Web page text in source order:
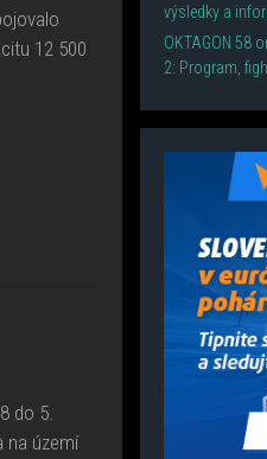
12 500
do 5.
na území
výsledky a
OKTAGON 58
2: Program,